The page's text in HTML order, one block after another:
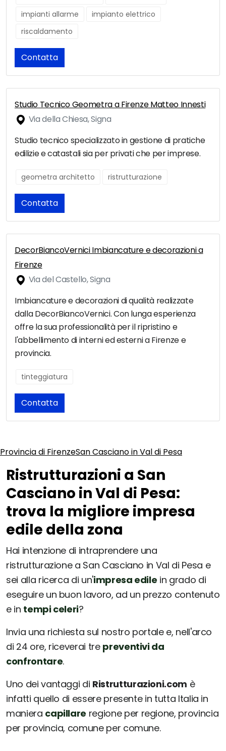
impianti allarme
impianto elettrico
riscaldamento
Contatta
Studio Tecnico Geometra a Firenze Matteo Innesti
Via della Chiesa, Signa
Studio tecnico specializzato in gestione di pratiche
edilizie e catastali sia per privati che per imprese.
geometra architetto ristrutturazione
Contatta
DecorBiancoVernici Imbiancature e decorazioni a
Firenze
Via del Castello, Signa
Imbiancature e decorazioni di qualità realizzate
dalla DecorBiancoVernici. Con lunga esperienza
offre la sua professionalità per il ripristino e
l'abbellimento di interni ed esterni a Firenze e
provincia.
tinteggiatura
Contatta
Provincia di FirenzeSan Casciano in Val di Pesa
Ristrutturazioni a San
Casciano in Val di Pesa:
trova la migliore impresa
edile della zona
Hai intenzione di intraprendere una
ristrutturazione a San Casciano in Val di Pesa e
sei alla ricerca di un'impresa edile in grado di
eseguire un buon lavoro, ad un prezzo contenuto
e in tempi celeri?
Invia una richiesta sul nostro portale e, nell'arco
di 24 ore, riceverai tre preventivi da
confrontare.
Uno dei vantaggi di Ristrutturazioni.com è
infatti quello di essere presente in tutta Italia in
maniera capillare regione per regione, provincia
per provincia, comune per comune.